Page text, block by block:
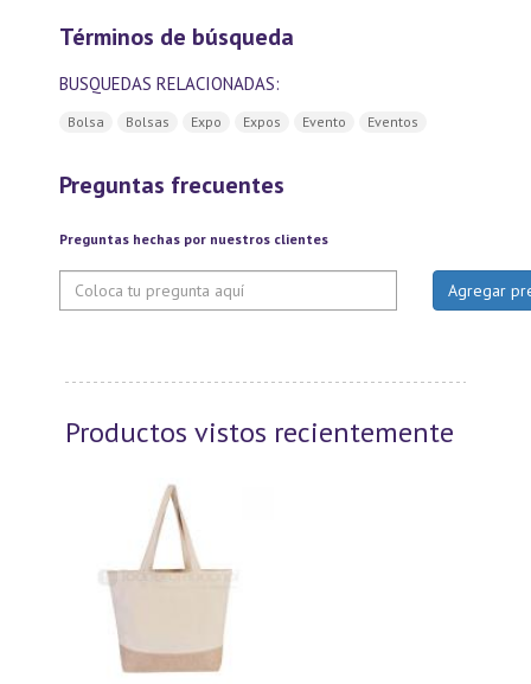
Términos de búsqueda
BUSQUEDAS RELACIONADAS:
Bolsa Bolsas Expo Expos Evento Eventos
Preguntas frecuentes
Preguntas hechas por nuestros clientes
Productos vistos recientemente